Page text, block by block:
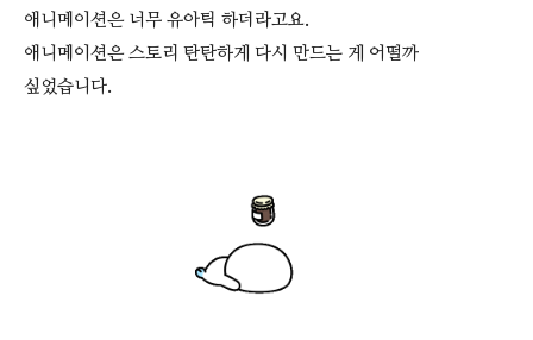
애니메이션은 너무 유아틱 하더라고요.
애니메이션은 스토리 탄탄하게 다시 만드는 게 어떨까
싶었습니다.